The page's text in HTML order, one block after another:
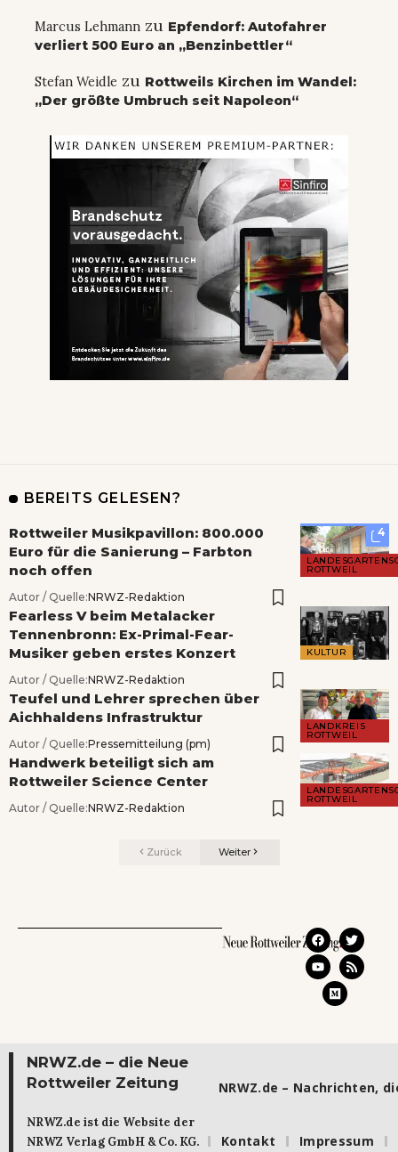
Marcus Lehmann zu Epfendorf: Autofahrer
verliert 500 Euro an „Benzinbettler“
Stefan Weidle zu Rottweils Kirchen im Wandel:
„Der größte Umbruch seit Napoleon“
BEREITS GELESEN?
4
ROTTWEIL
Rottweiler Musikpavillon: 800.000
Euro für die Sanierung – Farbton
noch offen
Autor / Quelle:NRWZ-Redaktion
KULTUR
Fearless V beim Metalacker
Tennenbronn: Ex-Primal-Fear-
Musiker geben erstes Konzert
Autor / Quelle:NRWZ-Redaktion
LANDKREIS
ROTTWEIL
Teufel und Lehrer sprechen über
Aichhaldens Infrastruktur
Autor / Quelle:Pressemitteilung (pm)
ROTTWEIL
Handwerk beteiligt sich am
Rottweiler Science Center
Autor / Quelle:NRWZ-Redaktion
Zurück Weiter
NRWZ.de – die Neue
Rottweiler Zeitung
NRWZ.de ist die Website der
NRWZ Verlag GmbH & Co. KG.
NRWZ.de – Nachrichten,
Kontakt Impressum